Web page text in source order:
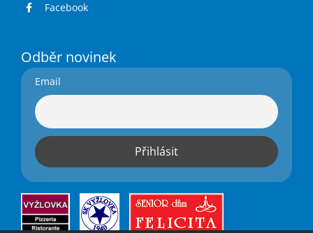
Facebook
Odběr novinek
Email